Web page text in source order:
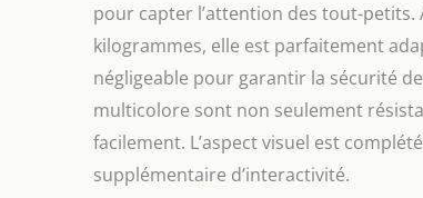
pour capter l’attention des tout-petits.
kilogrammes, elle est parfaitement
négligeable pour garantir la sécurité
multicolore sont non seulement
facilement. L’aspect visuel est
supplémentaire d’interactivité.